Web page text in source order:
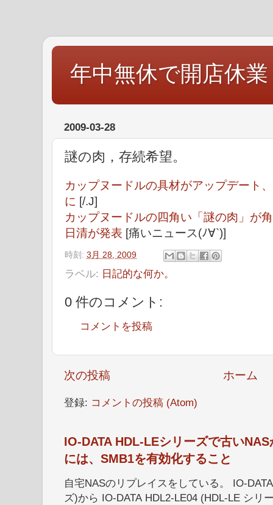
年中無休で開店休業
2009-03-28
謎の肉，存続希望。
カップヌードルの具材がアップデート
に [/.J]
カップヌードルの四角い「謎の肉」が
日清が発表 [痛いニュース(ﾉ∀`)]
時刻: 3月 28, 2009
ラベル: 日記的な何か。
0 件のコメント:
コメントを投稿
次の投稿 ホーム
登録: コメントの投稿 (Atom)
IO-DATA HDL-LEシリーズで古い
には、SMB1を有効化すること
自宅NASのリプレイスをしている。 IO-
ズ)から IO-DATA HDL2-LE04 (HDL-LE シリ